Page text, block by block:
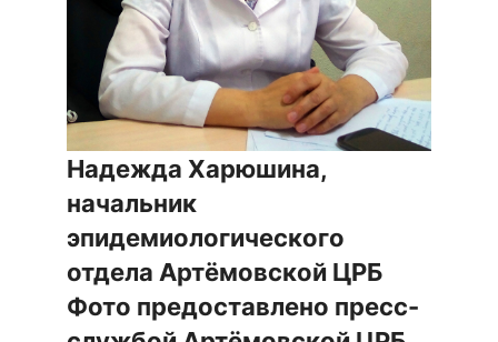
Надежда Харюшина,
начальник
эпидемиологического
отдела Артёмовской ЦРБ
Фото предоставлено пресс-